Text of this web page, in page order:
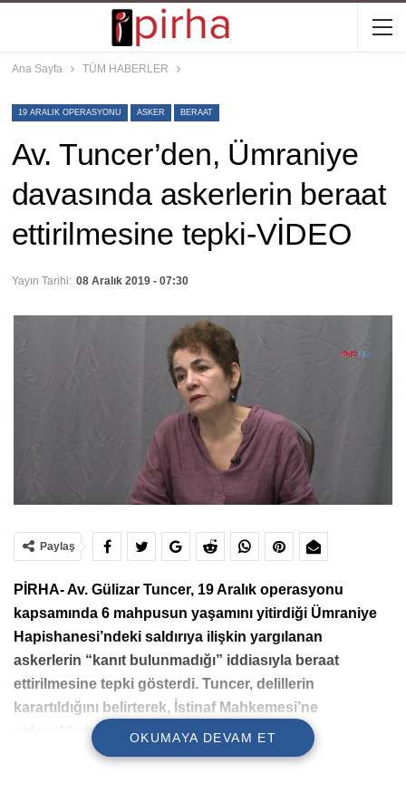
Ana Sayfa TÜM HABERLER
19 ARALIK OPERASYONU ASKER BERAAT
Av. Tuncer’den, Ümraniye
davasında askerlerin beraat
ettirilmesine tepki-VİDEO
Yayın Tarihi: 08 Aralık 2019 - 07:30
Paylaş
PİRHA- Av. Gülizar Tuncer, 19 Aralık operasyonu
kapsamında 6 mahpusun yaşamını yitirdiği Ümraniye
Hapishanesi’ndeki saldırıya ilişkin yargılanan
askerlerin “kanıt bulunmadığı” iddiasıyla beraat
ettirilmesine tepki gösterdi. Tuncer, delillerin
karartıldığını belirterek, İstinaf Mahkemesi’ne
gideceklerini kaydetti.OKUMAYA DEVAM ET